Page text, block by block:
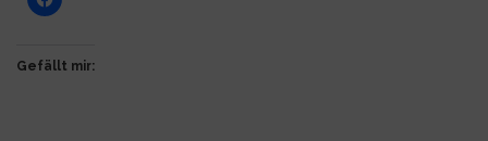
Gefällt mir: